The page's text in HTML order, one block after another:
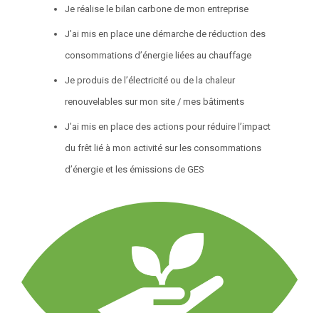
Je réalise le bilan carbone de mon entreprise
J’ai mis en place une démarche de réduction des
consommations d’énergie liées au chauffage
Je produis de l’électricité ou de la chaleur
renouvelables sur mon site / mes bâtiments
J’ai mis en place des actions pour réduire l’impact
du frêt lié à mon activité sur les consommations
d’énergie et les émissions de GES